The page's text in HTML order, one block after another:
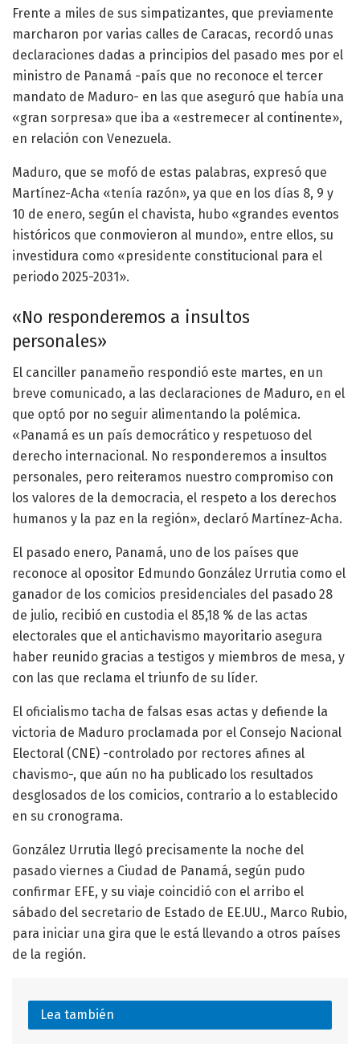
Frente a miles de sus simpatizantes, que previamente
marcharon por varias calles de Caracas, recordó unas
declaraciones dadas a principios del pasado mes por el
ministro de Panamá -país que no reconoce el tercer
mandato de Maduro- en las que aseguró que había una
«gran sorpresa» que iba a «estremecer al continente»,
en relación con Venezuela.
Maduro, que se mofó de estas palabras, expresó que
Martínez-Acha «tenía razón», ya que en los días 8, 9 y
10 de enero, según el chavista, hubo «grandes eventos
históricos que conmovieron al mundo», entre ellos, su
investidura como «presidente constitucional para el
periodo 2025-2031».
«No responderemos a insultos
personales»
El canciller panameño respondió este martes, en un
breve comunicado, a las declaraciones de Maduro, en el
que optó por no seguir alimentando la polémica.
«Panamá es un país democrático y respetuoso del
derecho internacional. No responderemos a insultos
personales, pero reiteramos nuestro compromiso con
los valores de la democracia, el respeto a los derechos
humanos y la paz en la región», declaró Martínez-Acha.
El pasado enero, Panamá, uno de los países que
reconoce al opositor Edmundo González Urrutia como el
ganador de los comicios presidenciales del pasado 28
de julio, recibió en custodia el 85,18 % de las actas
electorales que el antichavismo mayoritario asegura
haber reunido gracias a testigos y miembros de mesa, y
con las que reclama el triunfo de su líder.
El oficialismo tacha de falsas esas actas y defiende la
victoria de Maduro proclamada por el Consejo Nacional
Electoral (CNE) -controlado por rectores afines al
chavismo-, que aún no ha publicado los resultados
desglosados de los comicios, contrario a lo establecido
en su cronograma.
González Urrutia llegó precisamente la noche del
pasado viernes a Ciudad de Panamá, según pudo
confirmar EFE, y su viaje coincidió con el arribo el
sábado del secretario de Estado de EE.UU., Marco Rubio,
para iniciar una gira que le está llevando a otros países
de la región.
Lea también